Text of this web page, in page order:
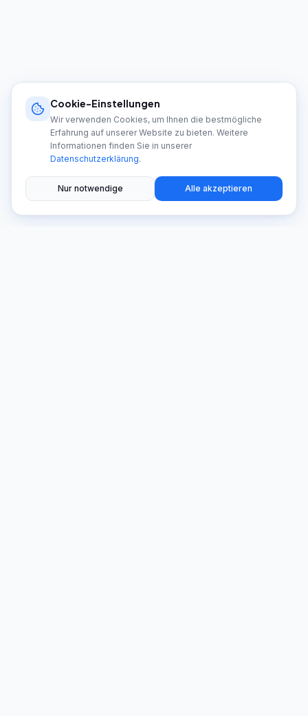
Cookie-Einstellungen
Wir verwenden Cookies, um Ihnen die bestmögliche
Erfahrung auf unserer Website zu bieten. Weitere
Informationen finden Sie in unserer
Datenschutzerklärung.
Nur notwendige Alle akzeptieren